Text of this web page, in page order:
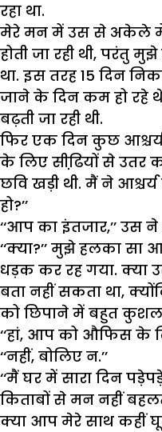
रहा था.
मेरे मन में उस से अकेले
होती जा रही थी, परंतु
था. इस तरह 15 दिन
जाने के दिन कम हो रहे
बढ़ती जा रही थी.
फिर एक दिन कुछ
के लिए सीढि़यों से उतर
छवि खड़ी थी. मैं ने आश्चर्य
हो?’’
‘‘आप का इंतजार,’’
‘‘क्या?’’ मुझे हलका सा
धड़क कर रह गया. क्या
बता नहीं सकता था,
को छिपाने में बहुत कुशल
‘‘हां, आप को औफिस के
‘‘नहीं, बोलिए न.’’
‘‘मैं घर में सारा दिन
किताबों से मन नहीं
क्या आप मेरे साथ कहीं